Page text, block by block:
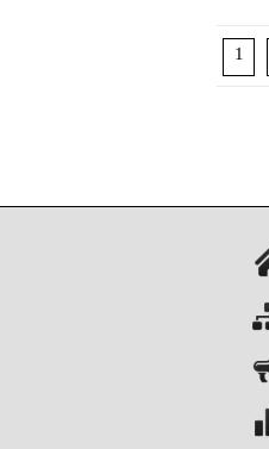
1